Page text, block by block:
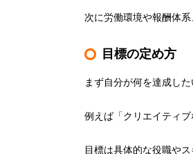
次に労働環境や報酬体
目標の定め方
まず自分が何を達成し
例えば「クリエイティ
目標は具体的な役職や